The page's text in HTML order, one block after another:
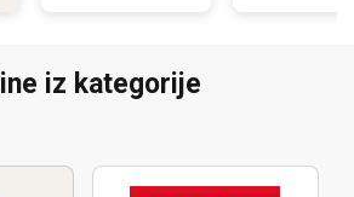
iz kategorije